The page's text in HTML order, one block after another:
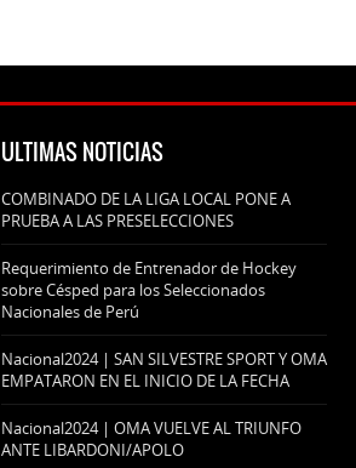
ULTIMAS NOTICIAS
COMBINADO DE LA LIGA LOCAL PONE A
PRUEBA A LAS PRESELECCIONES
Requerimiento de Entrenador de Hockey
sobre Césped para los Seleccionados
Nacionales de Perú
Nacional2024 | SAN SILVESTRE SPORT Y OMA
EMPATARON EN EL INICIO DE LA FECHA
Nacional2024 | OMA VUELVE AL TRIUNFO
ANTE LIBARDONI/APOLO